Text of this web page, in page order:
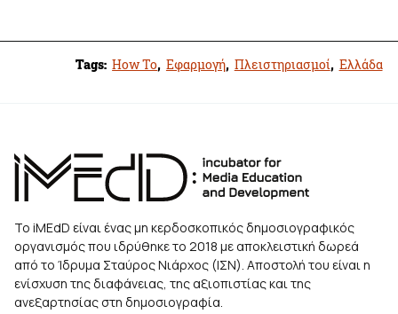
Tags: How To, Εφαρμογή, Πλειστηριασμοί, Ελλάδα
Το iMEdD είναι ένας μη κερδοσκοπικός δημοσιογραφικός
οργανισμός που ιδρύθηκε το 2018 με αποκλειστική δωρεά
από το Ίδρυμα Σταύρος Νιάρχος (ΙΣΝ). Αποστολή του είναι η
ενίσχυση της διαφάνειας, της αξιοπιστίας και της
ανεξαρτησίας στη δημοσιογραφία.